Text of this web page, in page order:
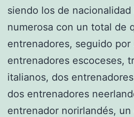
siendo los de nacionalidad
numerosa con un total de
entrenadores, seguido
entrenadores escoceses,
italianos, dos
dos entrenadores
entrenador norirlandés,